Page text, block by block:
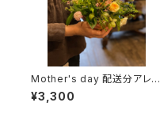
Mother's day 配送分アレン
ジメント
¥3,300